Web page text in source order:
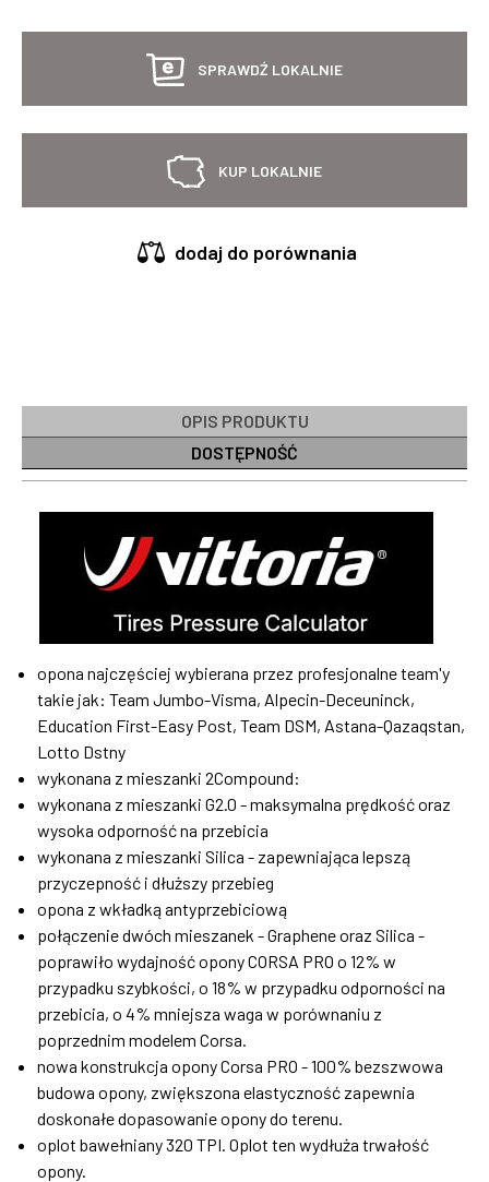
SPRAWDŹ LOKALNIE
KUP LOKALNIE
dodaj do porównania
OPIS PRODUKTU
DOSTĘPNOŚĆ
opona najczęściej wybierana przez profesjonalne team'y
takie jak: Team Jumbo-Visma, Alpecin-Deceuninck,
Education First-Easy Post, Team DSM, Astana-Qazaqstan,
Lotto Dstny
wykonana z mieszanki 2Compound:
wykonana z mieszanki G2.0 - maksymalna prędkość oraz
wysoka odporność na przebicia
wykonana z mieszanki Silica - zapewniająca lepszą
przyczepność i dłuższy przebieg
opona z wkładką antyprzebiciową
połączenie dwóch mieszanek - Graphene oraz Silica -
poprawiło wydajność opony CORSA PRO o 12% w
przypadku szybkości, o 18% w przypadku odporności na
przebicia, o 4% mniejsza waga w porównaniu z
poprzednim modelem Corsa.
nowa konstrukcja opony Corsa PRO - 100% bezszwowa
budowa opony, zwiększona elastyczność zapewnia
doskonałe dopasowanie opony do terenu.
oplot bawełniany 320 TPI. Oplot ten wydłuża trwałość
opony.